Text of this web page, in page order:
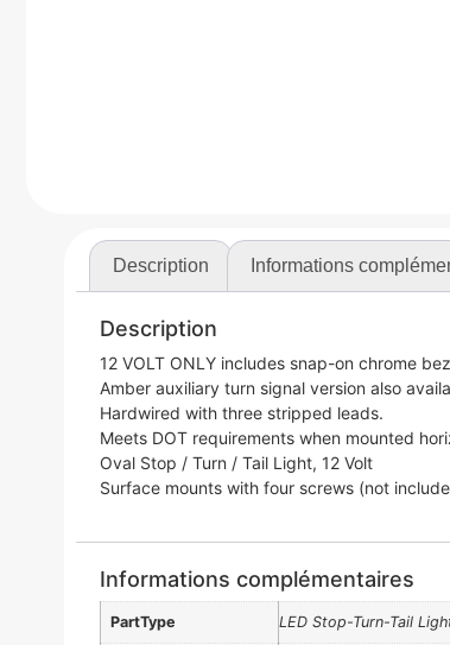
Description Informations
Description
12 VOLT ONLY includes snap-on chrome
Amber auxiliary turn signal version also
Hardwired with three stripped leads.
Meets DOT requirements when mounted
Oval Stop / Turn / Tail Light, 12 Volt
Surface mounts with four screws (not
Informations complémentaires
PartType LED Stop-Turn-Tail